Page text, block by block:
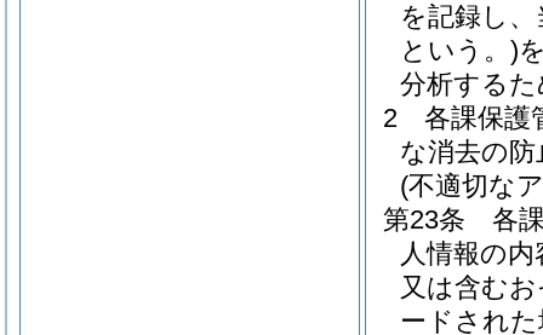
を記録し
という。)
分析する
2
各課保護
な消去の
(不適切な
第23条
各
人情報の
又は含む
ードされ